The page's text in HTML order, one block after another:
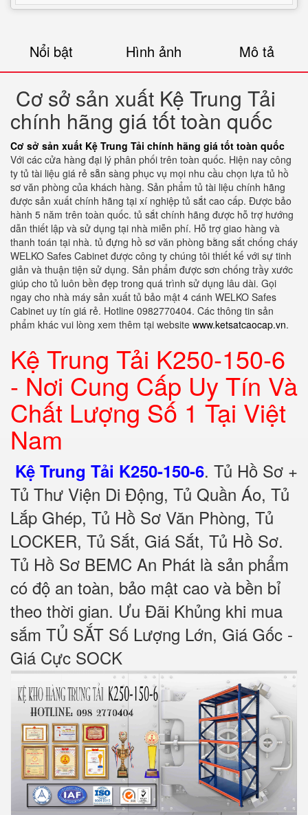
Nổi bật Hình ảnh Mô tả
Cơ sở sản xuất Kệ Trung Tải
chính hãng giá tốt toàn quốc
Cơ sở sản xuất Kệ Trung Tải chính hãng giá tốt toàn quốc
Với các cửa hàng đại lý phân phối trên toàn quốc. Hiện nay công
ty tủ tài liệu giá rẻ sẵn sàng phục vụ mọi nhu cầu chọn lựa tủ hồ
sơ văn phòng của khách hàng. Sản phẩm tủ tài liệu chính hãng
được sản xuất chính hãng tại xí nghiệp tủ sắt cao cấp. Được bảo
hành 5 năm trên toàn quốc. tủ sắt chính hãng được hỗ trợ hướng
dẫn thiết lập và sử dụng tại nhà miễn phí. Hỗ trợ giao hàng và
thanh toán tại nhà. tủ đựng hồ sơ văn phòng bằng sắt chống cháy
WELKO Safes Cabinet được công ty chúng tôi thiết kế với sự tinh
giản và thuận tiện sử dụng. Sản phẩm được sơn chống trầy xước
giúp cho tủ luôn bền đẹp trong quá trình sử dụng lâu dài. Gọi
ngay cho nhà máy sản xuất tủ bảo mật 4 cánh WELKO Safes
Cabinet uy tín giá rẻ. Hotline 0982770404. Các thông tin sản
phẩm khác vui lòng xem thêm tại website www.ketsatcaocap.vn.
Kệ Trung Tải K250-150-6
- Nơi Cung Cấp Uy Tín Và
Chất Lượng Số 1 Tại Việt
Nam
Kệ Trung Tải K250-150-6. Tủ Hồ Sơ +
Tủ Thư Viện Di Động, Tủ Quần Áo, Tủ
Lắp Ghép, Tủ Hồ Sơ Văn Phòng, Tủ
LOCKER, Tủ Sắt, Giá Sắt, Tủ Hồ Sơ.
Tủ Hồ Sơ BEMC An Phát là sản phẩm
có độ an toàn, bảo mật cao và bền bỉ
theo thời gian. Ưu Đãi Khủng khi mua
sắm TỦ SẮT Số Lượng Lớn, Giá Gốc -
Giá Cực SOCK